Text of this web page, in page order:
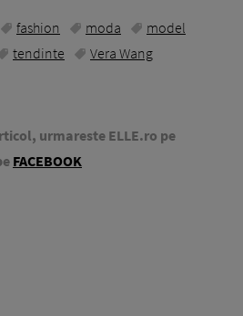
fashion moda
model
tendinte Vera Wang
urmareste ELLE.ro pe
FACEBOOK